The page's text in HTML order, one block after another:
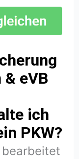
eVB
ich
PKW?
bearbeitet